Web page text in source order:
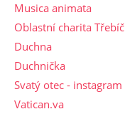
Musica animata
Oblastní charita Třebíč
Duchna
Duchnička
Svatý otec - instagram
Vatican.va